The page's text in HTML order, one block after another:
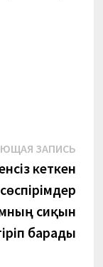
ЗАПИСЬ
кеткен
сиқын
барады